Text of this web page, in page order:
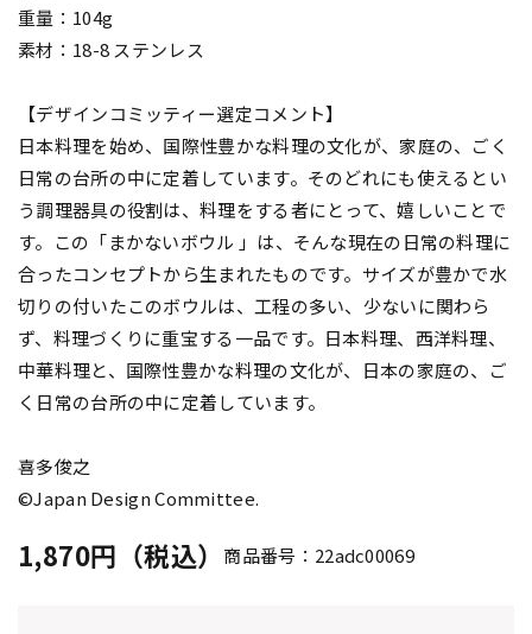
重量：104g
素材：18-8 ステンレス
【デザインコミッティー選定コメント】
日本料理を始め、国際性豊かな料理の文化が、家庭の、ごく
日常の台所の中に定着しています。そのどれにも使えるとい
う調理器具の役割は、料理をする者にとって、嬉しいことで
す。この「まかないボウル 」は、そんな現在の日常の料理に
合ったコンセプトから生まれたものです。サイズが豊かで水
切りの付いたこのボウルは、工程の多い、少ないに関わら
ず、料理づくりに重宝する一品です。日本料理、西洋料理、
中華料理と、国際性豊かな料理の文化が、日本の家庭の、ご
く日常の台所の中に定着しています。
喜多俊之
©Japan Design Committee.
1,870円（税込） 商品番号：22adc00069